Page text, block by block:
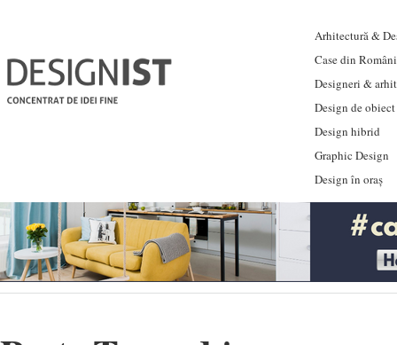
Arhitectură &
Case din
Designeri &
Design de obiect
Design hibrid
Graphic Design
Design în oraș